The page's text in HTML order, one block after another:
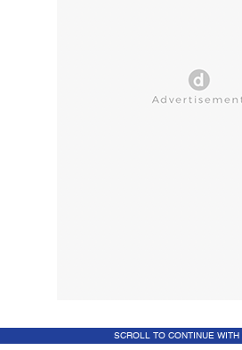
SCROLL TO CONTINUE